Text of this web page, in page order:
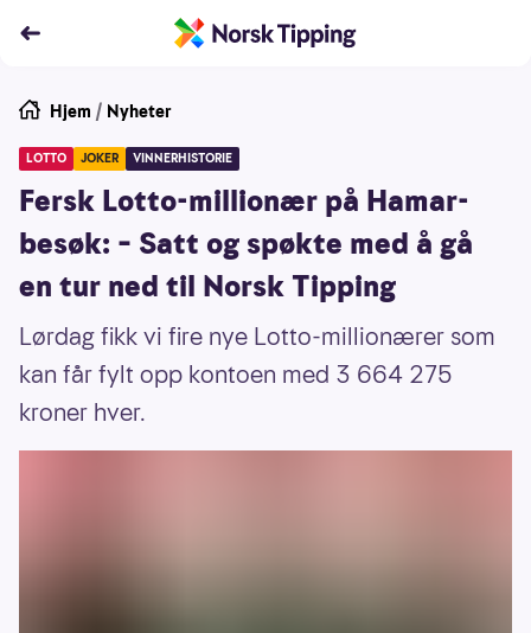
Hjem / Nyheter
LOTTO JOKER VINNERHISTORIE
Fersk Lotto-millionær på Hamar-
besøk: – Satt og spøkte med å gå
en tur ned til Norsk Tipping
Lørdag fikk vi fire nye Lotto-millionærer som
kan får fylt opp kontoen med 3 664 275
kroner hver.